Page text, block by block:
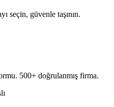
seçin, güvenle taşının.
500+ doğrulanmış firma.